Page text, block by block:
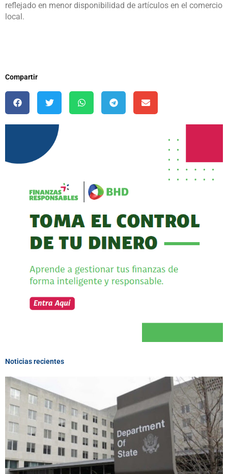
reflejado en menor disponibilidad de artículos en el comercio
local.
Compartir
Noticias recientes